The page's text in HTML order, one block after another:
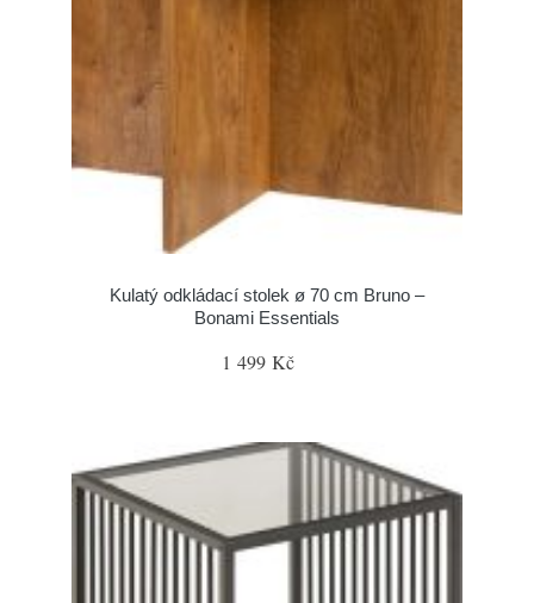
Kulatý odkládací stolek ø 70 cm Bruno –
Bonami Essentials
1 499 Kč